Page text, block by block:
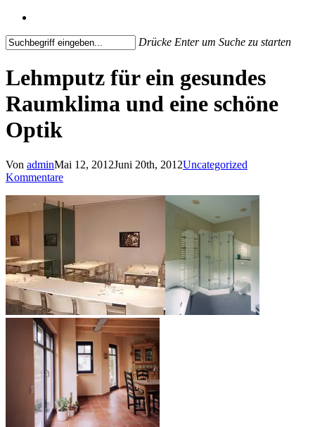
Drücke Enter um Suche zu starten
Search
Lehmputz für ein gesundes
Raumklima und eine schöne
Optik
Von adminMai 12, 2012Juni 20th, 2012Uncategorized
Kommentare